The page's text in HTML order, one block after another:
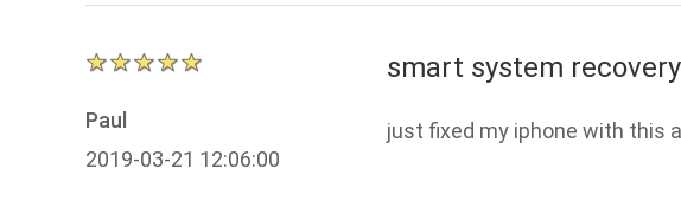
Paul
2019-03-21 12:06:00
smart system recovery
just fixed my iphone with this